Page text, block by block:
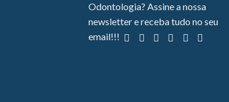
Odontologia? Assine a nossa
newsletter e receba tudo no seu
email!!!